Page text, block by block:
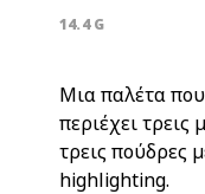
14.4 G
Μια παλέτα
περιέχει
τρεις πούδρες
highlighting.